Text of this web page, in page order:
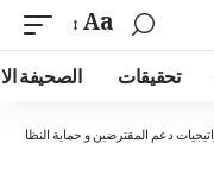
Aa
تحقيقات الصحيفة
دعم المقترضين و حماية النظام